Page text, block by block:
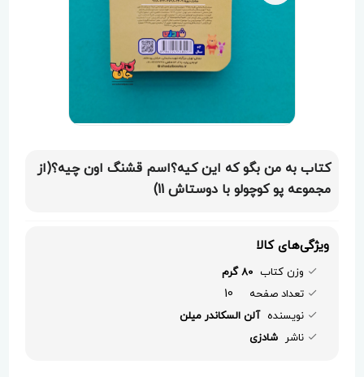
کتاب به من بگو که این کیه؟اسم قشنگ اون چیه؟(از
مجموعه پو کوچولو با دوستاش 11)
ویژگی‌های کالا
وزن کتاب 80 گرم
تعداد صفحه
10
نویسنده آلن السکاندر میلن
ناشر شادزی